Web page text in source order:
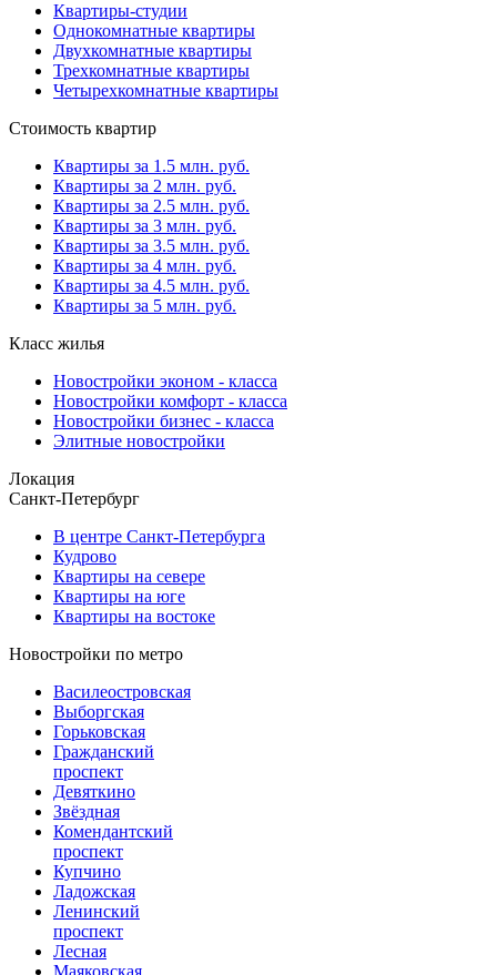
Квартиры-студии
Однокомнатные квартиры
Двухкомнатные квартиры
Трехкомнатные квартиры
Четырехкомнатные квартиры
Стоимость квартир
Квартиры за 1.5 млн. руб.
Квартиры за 2 млн. руб.
Квартиры за 2.5 млн. руб.
Квартиры за 3 млн. руб.
Квартиры за 3.5 млн. руб.
Квартиры за 4 млн. руб.
Квартиры за 4.5 млн. руб.
Квартиры за 5 млн. руб.
Класс жилья
Новостройки эконом - класса
Новостройки комфорт - класса
Новостройки бизнес - класса
Элитные новостройки
Локация
Санкт-Петербург
В центре Санкт-Петербурга
Кудрово
Квартиры на севере
Квартиры на юге
Квартиры на востоке
Новостройки по метро
Василеостровская
Выборгская
Горьковская
Гражданский
проспект
Девяткино
Звёздная
Комендантский
проспект
Купчино
Ладожская
Ленинский
проспект
Лесная